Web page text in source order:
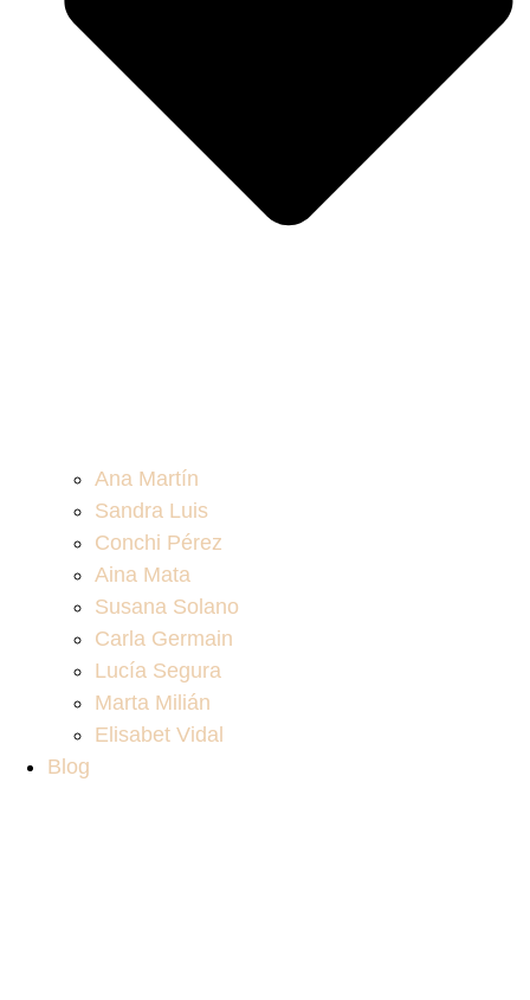
Ana Martín
Sandra Luis
Conchi Pérez
Aina Mata
Susana Solano
Carla Germain
Lucía Segura
Marta Milián
Elisabet Vidal
Blog